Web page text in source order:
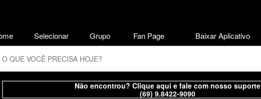
Não encontrou? Clique aqui e fale com nosso suporte
(69) 9.8422-9090
Selecionar Grupo Fan Page Baixar Aplicativo